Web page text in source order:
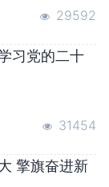
29592
习党的二十
31454
擎旗奋进新